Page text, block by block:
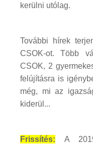
kerülni utólag.
További hírek
CSOK-ot. Több
CSOK, 2
felújításra is
még, mi az
kiderül...
Frissítés: A